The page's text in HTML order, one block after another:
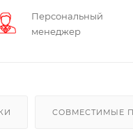
Персональный
менеджер
СОВМЕСТИМЫЕ